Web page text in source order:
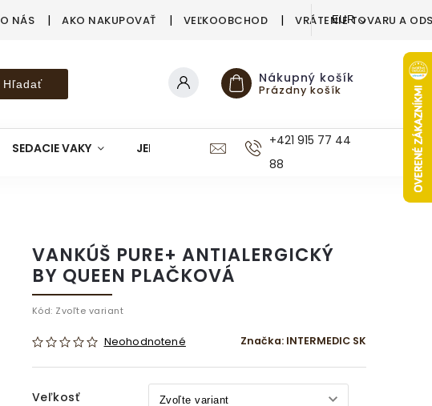
O NÁS AKO NAKUPOVAŤ VEĽKOOBCHOD VRÁTENIE TOVARU A
EUR
Hľadať Nákupný košík
Prázdny košík
SEDACIE VAKY JEDÁLEŇ KUCHYŇA KÚPEĽŇA
+421 915 77 44
88
VANKÚŠ PURE+ ANTIALERGICKÝ
BY QUEEN PLAČKOVÁ
Kód: Zvoľte variant
Neohodnotené Značka: INTERMEDIC SK
Veľkosť